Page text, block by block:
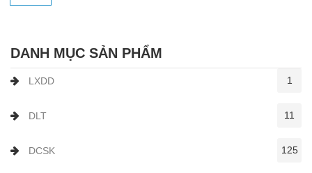
DANH MỤC SẢN PHẨM
LXDD 1
DLT 11
DCSK 125